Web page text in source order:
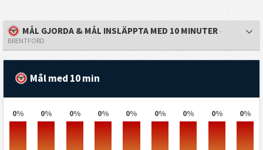
MÅL GJORDA & MÅL INSLÄPPTA MED 10 MINUTER -
BRENTFORD
Mål med 10 min
0% 0% 0% 0% 0% 0% 0% 0% 0%